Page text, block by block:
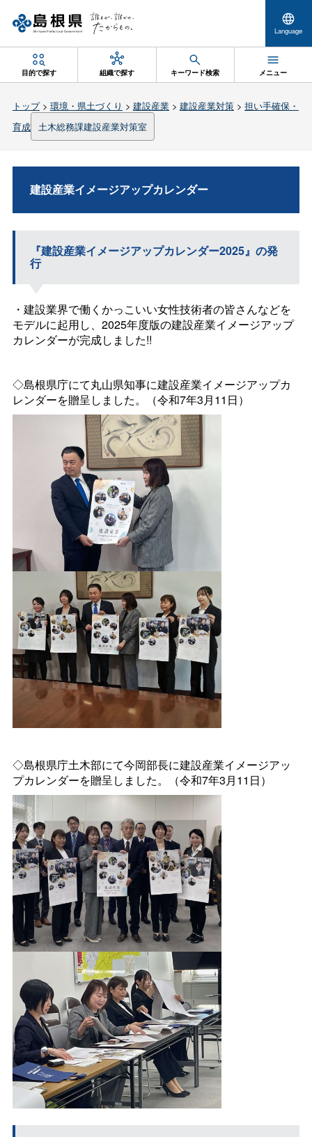
Language
目的で探す 組織で探す キーワード検索 メニュー
トップ> 環境・県土づくり > 建設産業> 建設産業対策> 担い手確保・
育成 土木総務課建設産業対策室
建設産業イメージアップカレンダー
『建設産業イメージアップカレンダー2025』の発
行
・建設業界で働くかっこいい女性技術者の皆さんなどを
モデルに起用し、2025年度版の建設産業イメージアップ
カレンダーが完成しました!!
◇島根県庁にて丸山県知事に建設産業イメージアップカ
レンダーを贈呈しました。（令和7年3月11日）
◇島根県庁土木部にて今岡部長に建設産業イメージアッ
プカレンダーを贈呈しました。（令和7年3月11日）